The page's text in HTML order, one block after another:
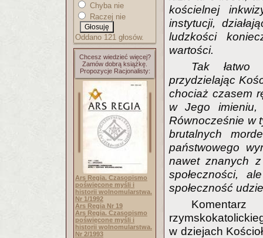
Chyba nie
Raczej nie
Oddano 121 głosów.
Chcesz wiedzieć więcej?
Zamów dobrą książkę.
Propozycje Racjonalisty:
Ars Regia. Czasopismo
poświęcone myśli i
historii wolnomularstwa.
Nr 1/1992
Ars Regia Nr 19
Ars Regia. Czasopismo
poświęcone myśli i
historii wolnomularstwa.
Nr 2/1993
kościelnej
instytucji,
ludzkości
wartości.
Tak łatwo
przydzielając
chociaż czasem
w Jego imieniu,
Równocześnie w
brutalnych
państwowego
nawet znanych
społeczności,
społeczność
w dziejach